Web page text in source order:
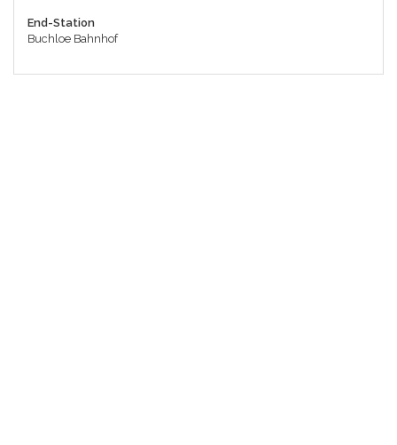
End-Station
Buchloe Bahnhof